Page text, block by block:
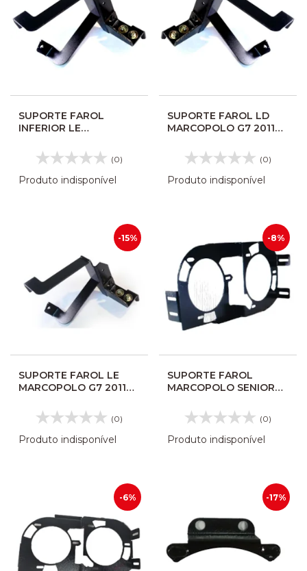
SUPORTE FAROL
INFERIOR LE
1050 1200 1350 1550
10116976
(0)
Produto indisponível
SUPORTE FAROL LD
MARCOPOLO G7 2011
10116977
(0)
Produto indisponível
-15%
SUPORTE FAROL LE
MARCOPOLO G7 2011
10116978
(0)
Produto indisponível
-8%
SUPORTE FAROL
MARCOPOLO SENIOR
16032344 CO5031
(0)
Produto indisponível
-6% -17%